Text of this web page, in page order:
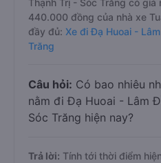
Thạnh Trị - Sóc Trăng có giá
440.000 đồng của nhà xe
đầy đủ: Xe đi Đạ Huoai -
Trăng
Câu hỏi: Có bao nhiêu
nằm đi Đạ Huoai - Lâm
Sóc Trăng hiện nay?
Trả lời: Tính tới thời điểm